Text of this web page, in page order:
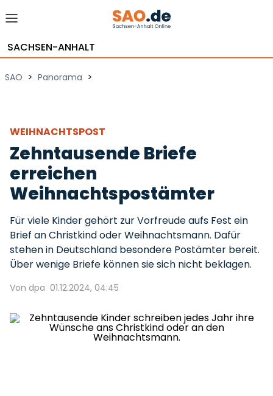
SACHSEN-ANHALT
SAO > Panorama >
WEIHNACHTSPOST
Zehntausende Briefe
erreichen
Weihnachtspostämter
Für viele Kinder gehört zur Vorfreude aufs Fest ein
Brief an Christkind oder Weihnachtsmann. Dafür
stehen in Deutschland besondere Postämter bereit.
Über wenige Briefe können sie sich nicht beklagen.
Von dpa 01.12.2024, 04:45